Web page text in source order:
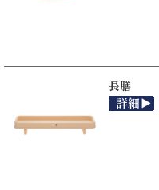
長膳